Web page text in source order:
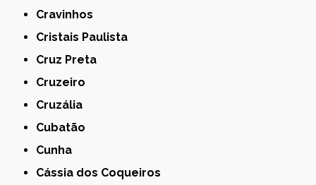
Cravinhos
Cristais Paulista
Cruz Preta
Cruzeiro
Cruzália
Cubatão
Cunha
Cássia dos Coqueiros